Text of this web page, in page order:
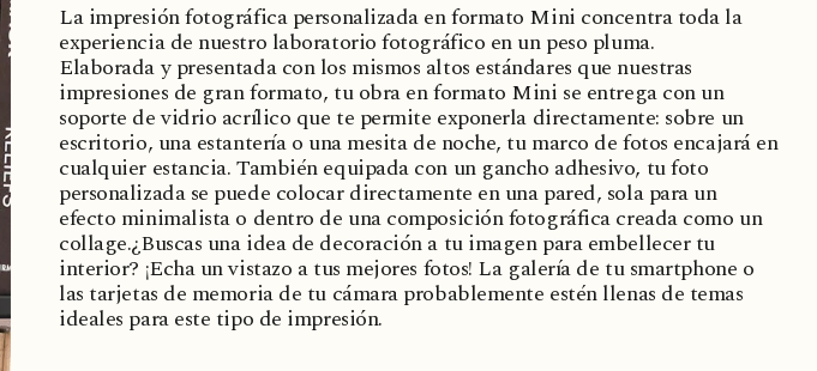
La impresión fotográfica personalizada en formato Mini concentra toda la
experiencia de nuestro laboratorio fotográfico en un peso pluma.
Elaborada y presentada con los mismos altos estándares que nuestras
impresiones de gran formato, tu obra en formato Mini se entrega con un
soporte de vidrio acrílico que te permite exponerla directamente: sobre un
escritorio, una estantería o una mesita de noche, tu marco de fotos encajará en
cualquier estancia. También equipada con un gancho adhesivo, tu foto
personalizada se puede colocar directamente en una pared, sola para un
efecto minimalista o dentro de una composición fotográfica creada como un
collage.¿Buscas una idea de decoración a tu imagen para embellecer tu
interior? ¡Echa un vistazo a tus mejores fotos! La galería de tu smartphone o
las tarjetas de memoria de tu cámara probablemente estén llenas de temas
ideales para este tipo de impresión.